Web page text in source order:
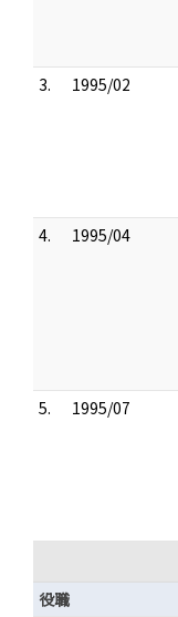
3.
1995/02
4.
1995/04
5.
1995/07
役職